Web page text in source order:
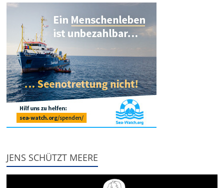
JENS SCHÜTZT MEERE